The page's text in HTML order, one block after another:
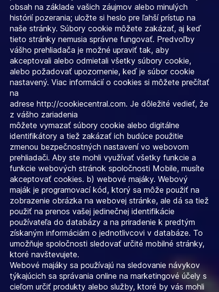
obsah na základe vašich záujmov alebo minulých
histórií pozerania; uložte si heslo pre ľahší prístup na
naše stránky. Súbory cookie môžete zakázať, aj keď
tieto stránky nemusia správne fungovať. Predvoľby
vášho prehliadača je možné upraviť tak, aby
akceptovali alebo odmietali všetky súbory cookie,
alebo požadovať upozornenie, keď je súbor cookie
nastavený. Viac informácií o cookies si môžete prečítať
na
adrese http://cookiecentral.com. Je dôležité vedieť, že
z vášho zariadenia
môžete vymazať súbory cookie alebo digitálne
identifikátory a tiež zakázať ich budúce použitie
zmenou bezpečnostných nastavení vo webovom
prehliadači. Aby ste mohli využívať všetky funkcie a
funkcie webových stránok spoločnosti Mobile, musíte
akceptovať cookies. b) webové majáky. Webový
maják je programovací kód, ktorý sa môže použiť na
zobrazenie obrázka na webovej stránke, ale dá sa tiež
použiť na prenos vašej jedinečnej identifikácie
používateľa do databázy a na priradenie k predtým
získaným informáciám o jednotlivcovi v databáze. To
umožňuje spoločnosti sledovať určité mobilné stránky,
ktoré navštevujete.
Webové majáky sa používajú na sledovanie návykov
týkajúcich sa správania online na marketingové účely s
cieľom určiť produkty alebo služby, ktoré by vás mohli